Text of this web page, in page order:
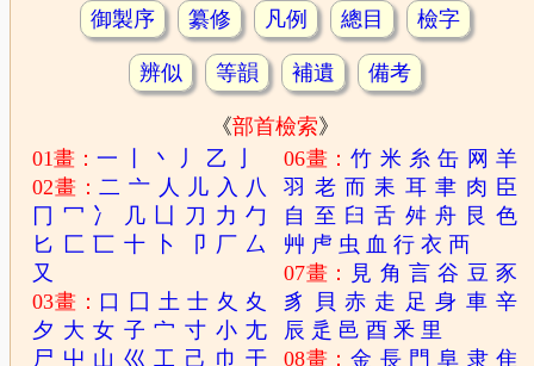
御製序 纂修 凡例 總目 檢字
辨似 等韻 補遺 備考
《部首檢索》
01畫：一 丶 丿 乙
02畫：二 亠 人 儿 入 八
冂 冖 冫 几 凵 刀 力 勹
匕 匚 匸 十 卜 卩 厂 厶
又
03畫： 口 囗 土 士 夂 夊
夕 大 女 子 宀 寸 小 尢
尸 屮 山 巛 工 己 巾 干
06畫：竹 米 糸 缶 网 羊
羽 老 而 耒 耳 聿 肉 臣
自 至 臼 舌 舛 舟 艮 色
艸 虍 虫 血 行 衣 襾
07畫： 見 角 言 谷 豆 豕
豸
貝 赤 走 足 身 車 辛
辰 辵 邑 酉 釆 里
08畫：金 長 門 阜 隶 隹